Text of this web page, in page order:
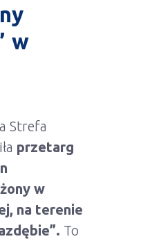
w
Strefa
przetarg
w
na terenie
To